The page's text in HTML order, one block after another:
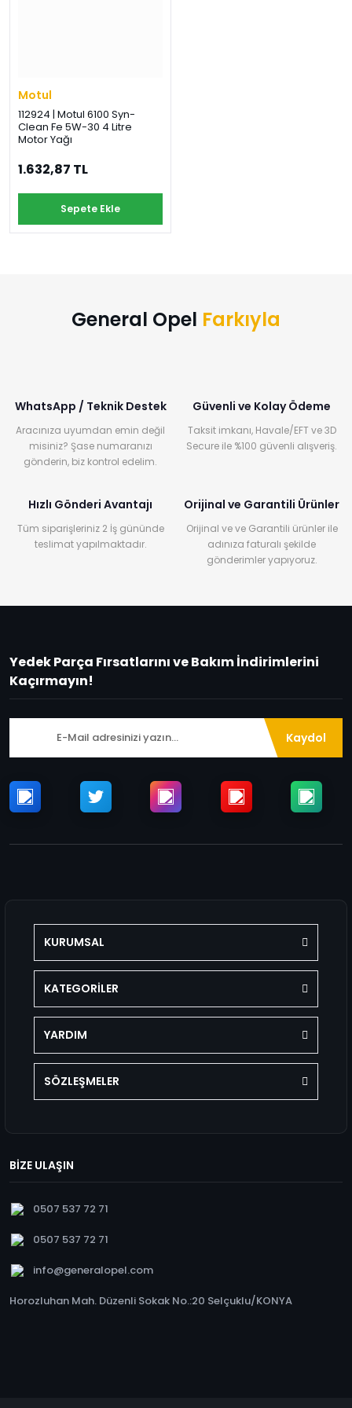
Yeni Hesap
Oluştur
CİTROEN
›
DS
›
M
MOTOR
YAĞI
Ş
›
A
›
Motul
112924 | Motul 6100 Syn-
Clean Fe 5W-30 4 Litre
Motor Yağı
1.632,87 TL
Sepete Ekle
General Opel Farkıyla
WhatsApp / Teknik Destek
Aracınıza uyumdan emin değil
misiniz? Şase numaranızı
gönderin, biz kontrol edelim.
Güvenli ve Kolay Ödeme
Taksit imkanı, Havale/EFT ve 3D
Secure ile %100 güvenli alışveriş.
Hızlı Gönderi Avantajı
Tüm siparişleriniz 2 İş gününde
teslimat yapılmaktadır.
Orijinal ve Garantili Ürünler
Orijinal ve ve Garantili ürünler ile
adınıza faturalı şekilde
gönderimler yapıyoruz.
Yedek Parça Fırsatlarını ve Bakım İndirimlerini
Kaçırmayın!
Kaydol
KURUMSAL
KATEGORİLER
YARDIM
SÖZLEŞMELER
BİZE ULAŞIN
0507 537 72 71
0507 537 72 71
info@generalopel.com
Horozluhan Mah. Düzenli Sokak No.:20 Selçuklu/KONYA